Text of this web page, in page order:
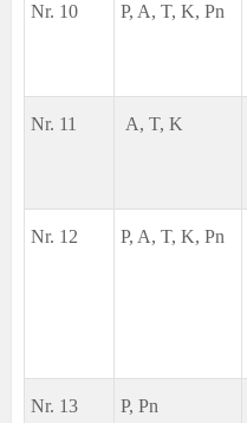
Nr. 10 P, A, T, K, Pn
Nr. 11 A, T, K
Nr. 12 P, A, T, K, Pn
Nr. 13 P, Pn